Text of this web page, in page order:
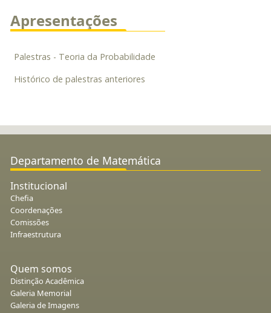
Apresentações
Palestras - Teoria da Probabilidade
Histórico de palestras anteriores
Departamento de Matemática
Institucional
Chefia
Coordenações
Comissões
Infraestrutura
Quem somos
Distinção Acadêmica
Galeria Memorial
Galeria de Imagens